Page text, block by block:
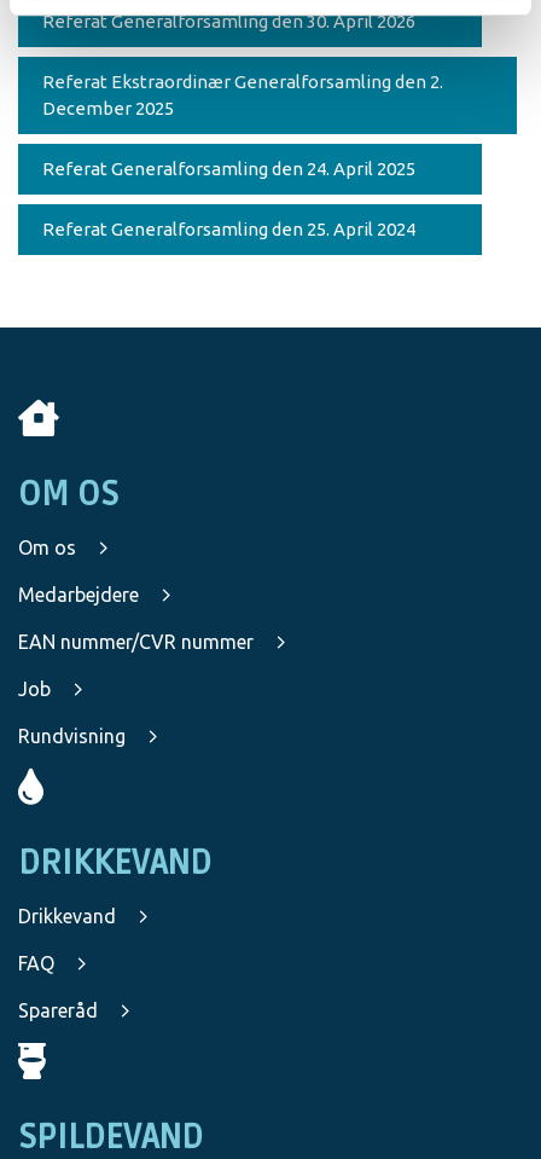
Referat Generalforsamling den 30. April 2026
Referat Ekstraordinær Generalforsamling den 2.
December 2025
Referat Generalforsamling den 24. April 2025
Referat Generalforsamling den 25. April 2024
OM OS
Om os
Medarbejdere
EAN nummer/CVR nummer
Job
Rundvisning
DRIKKEVAND
Drikkevand
FAQ
Spareråd
SPILDEVAND